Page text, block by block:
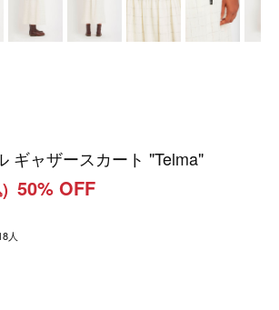
ギャザースカート "Telma"
50% OFF
人